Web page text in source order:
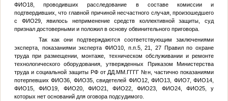
ФИО18, проводивших расследование в составе комиссии и
подтвердивших, что главной причиной несчастного случая, произошедшего
с ФИО29, явилось неприменение средств коллективной защиты, суд
признал достоверными и положил в основу обвинительного приговора.
Так как они подтверждаются соответствующим заключениями
эксперта, показаниями эксперта ФИО10 , п.п.5, 21, 27 Правил по охране
труда при размещении, монтаже, техническом обслуживании и ремонте
технологического оборудования, утвержденных Приказом Министерства
труда и социальной защиты РФ от ДД.ММ.ГГГГ №н, частично показаниями
потерпевшихФИО36 ФИО35, свидетелей ФИО12,ФИО13 ФИО7,ФИО14
ФИО15,ФИО19 ФИО20, ФИО21 ,ФИО22 ,ФИО23 ФИО24, ФИО25, у
которых нет оснований для оговора подсудимого.